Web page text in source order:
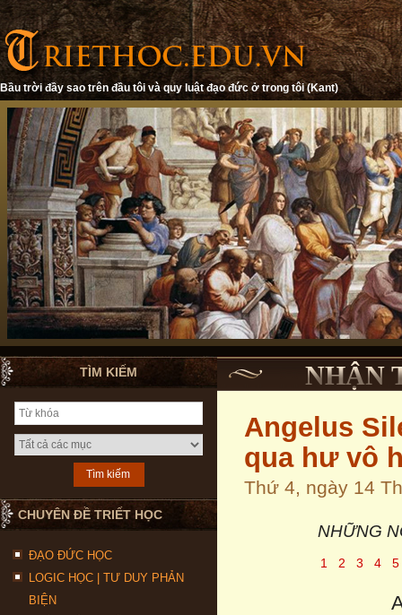
Bầu trời đầy sao trên đầu tôi và quy luật đạo đức ở trong tôi (Kant)
TÌM KIẾM
CHUYÊN ĐỀ TRIẾT HỌC
ĐẠO ĐỨC HỌC
LOGIC HỌC | TƯ DUY PHẢN
BIỆN
NHẬN
Angelus
qua hư vô
Thứ 4, ngày 14
NHỮNG
1 2 3 4 5